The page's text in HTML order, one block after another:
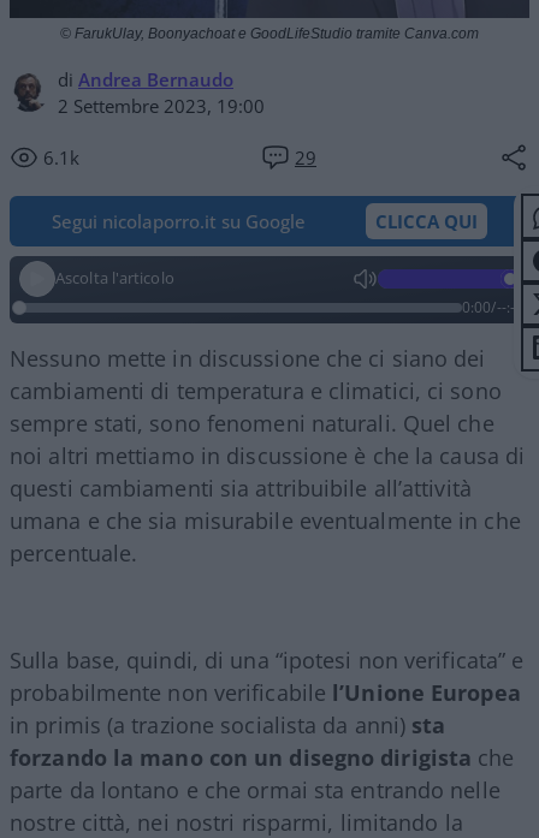
di Andrea Bernaudo
2 Settembre 2023, 19:00
6.1k 29
© FarukUlay, Boonyachoat e GoodLifeStudio tramite Canva.com
Segui nicolaporro.it su Google CLICCA QUI
Ascolta l'articolo
0:00/--:--
Nessuno mette in discussione che ci siano dei
cambiamenti di temperatura e climatici, ci sono
sempre stati, sono fenomeni naturali. Quel che
noi altri mettiamo in discussione è che la causa di
questi cambiamenti sia attribuibile all’attività
umana e che sia misurabile eventualmente in che
percentuale.
Sulla base, quindi, di una “ipotesi non verificata” e
probabilmente non verificabile l’Unione Europea
in primis (a trazione socialista da anni) sta
forzando la mano con un disegno dirigista che
parte da lontano e che ormai sta entrando nelle
nostre città, nei nostri risparmi, limitando la